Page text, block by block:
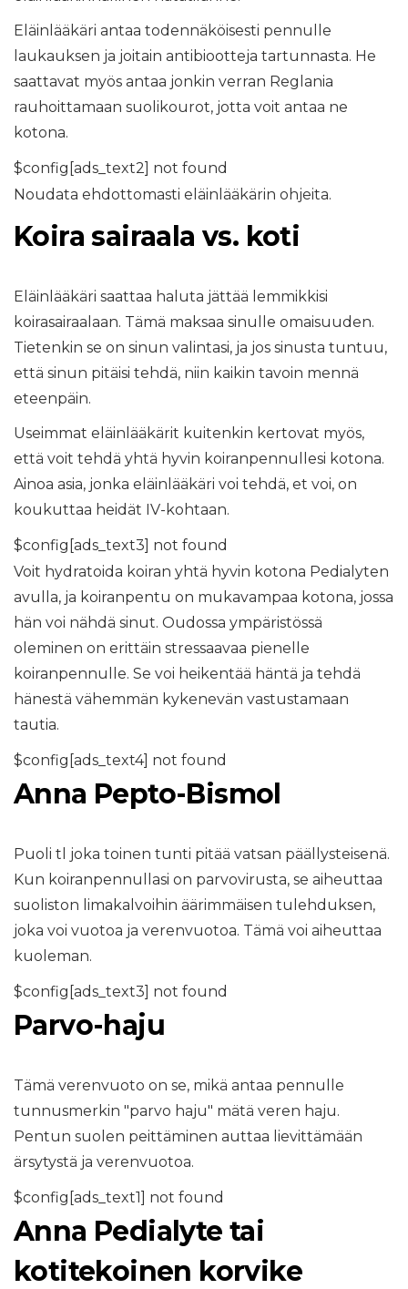
Eläinlääkäri antaa todennäköisesti pennulle
laukauksen ja joitain antibiootteja tartunnasta. He
saattavat myös antaa jonkin verran Reglania
rauhoittamaan suolikourot, jotta voit antaa ne
kotona.
$config[ads_text2] not found
Noudata ehdottomasti eläinlääkärin ohjeita.
Koira sairaala vs. koti
Eläinlääkäri saattaa haluta jättää lemmikkisi
koirasairaalaan. Tämä maksaa sinulle omaisuuden.
Tietenkin se on sinun valintasi, ja jos sinusta tuntuu,
että sinun pitäisi tehdä, niin kaikin tavoin mennä
eteenpäin.
Useimmat eläinlääkärit kuitenkin kertovat myös,
että voit tehdä yhtä hyvin koiranpennullesi kotona.
Ainoa asia, jonka eläinlääkäri voi tehdä, et voi, on
koukuttaa heidät IV-kohtaan.
$config[ads_text3] not found
Voit hydratoida koiran yhtä hyvin kotona Pedialyten
avulla, ja koiranpentu on mukavampaa kotona, jossa
hän voi nähdä sinut. Oudossa ympäristössä
oleminen on erittäin stressaavaa pienelle
koiranpennulle. Se voi heikentää häntä ja tehdä
hänestä vähemmän kykenevän vastustamaan
tautia.
$config[ads_text4] not found
Anna Pepto-Bismol
Puoli tl joka toinen tunti pitää vatsan päällysteisenä.
Kun koiranpennullasi on parvovirusta, se aiheuttaa
suoliston limakalvoihin äärimmäisen tulehduksen,
joka voi vuotoa ja verenvuotoa. Tämä voi aiheuttaa
kuoleman.
$config[ads_text3] not found
Parvo-haju
Tämä verenvuoto on se, mikä antaa pennulle
tunnusmerkin "parvo haju" mätä veren haju.
Pentun suolen peittäminen auttaa lievittämään
ärsytystä ja verenvuotoa.
$config[ads_text1] not found
Anna Pedialyte tai
kotitekoinen korvike